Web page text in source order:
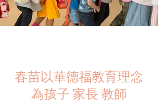
春苗以華德福教育理念
為孩子 家長 教師